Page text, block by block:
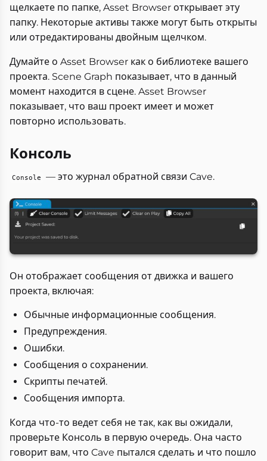
щелкаете по папке, Asset Browser открывает эту
папку. Некоторые активы также могут быть открыты
или отредактированы двойным щелчком.
Думайте о Asset Browser как о библиотеке вашего
проекта. Scene Graph показывает, что в данный
момент находится в сцене. Asset Browser
показывает, что ваш проект имеет и может
повторно использовать.
Консоль
Console — это журнал обратной связи Cave.
Он отображает сообщения от движка и вашего
проекта, включая:
Обычные информационные сообщения.
Предупреждения.
Ошибки.
Сообщения о сохранении.
Скрипты печатей.
Сообщения импорта.
Когда что-то ведет себя не так, как вы ожидали,
проверьте Консоль в первую очередь. Она часто
говорит вам, что Cave пытался сделать и что пошло